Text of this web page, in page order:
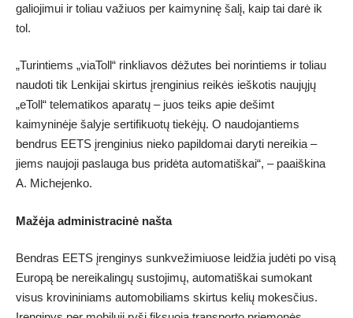
galiojimui ir toliau važiuos per kaimyninę šalį, kaip tai darė ik
tol.
„Turintiems „viaToll“ rinkliavos dėžutes bei norintiems ir toliau
naudoti tik Lenkijai skirtus įrenginius reikės ieškotis naujųjų
„eToll“ telematikos aparatų – juos teiks apie dešimt
kaimyninėje šalyje sertifikuotų tiekėjų. O naudojantiems
bendrus EETS įrenginius nieko papildomai daryti nereikia –
jiems naujoji paslauga bus pridėta automatiškai“, – paaiškina
A. Michejenko.
Mažėja administracinė našta
Bendras EETS įrenginys sunkvežimiuose leidžia judėti po visą
Europą be nereikalingų sustojimų, automatiškai sumokant
visus krovininiams automobiliams skirtus kelių mokesčius.